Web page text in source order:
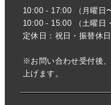
10:00 - 17:00 （月曜日
10:00 - 15:00 （土曜日
定休日：祝日・振替休
※お問い合わせ受付後
上げます。